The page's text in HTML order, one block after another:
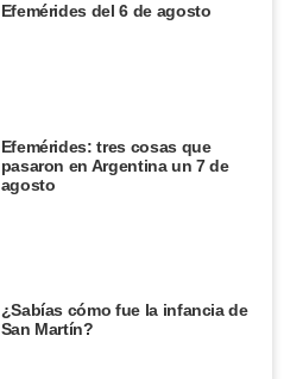
Efemérides del 6 de agosto
Efemérides: tres cosas que
pasaron en Argentina un 7 de
agosto
¿Sabías cómo fue la infancia de
San Martín?